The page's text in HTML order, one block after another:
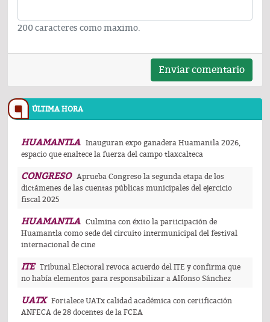
200 caracteres como maximo.
Enviar comentario
ÚLTIMA HORA
HUAMANTLA
Inauguran expo ganadera Huamantla 2026,
espacio que enaltece la fuerza del campo tlaxcalteca
CONGRESO
Aprueba Congreso la segunda etapa de los
dictámenes de las cuentas públicas municipales del ejercicio
fiscal 2025
HUAMANTLA
Culmina con éxito la participación de
Huamantla como sede del circuito intermunicipal del festival
internacional de cine
ITE
Tribunal Electoral revoca acuerdo del ITE y confirma que
no había elementos para responsabilizar a Alfonso Sánchez
UATX
Fortalece UATx calidad académica con certificación
ANFECA de 28 docentes de la FCEA